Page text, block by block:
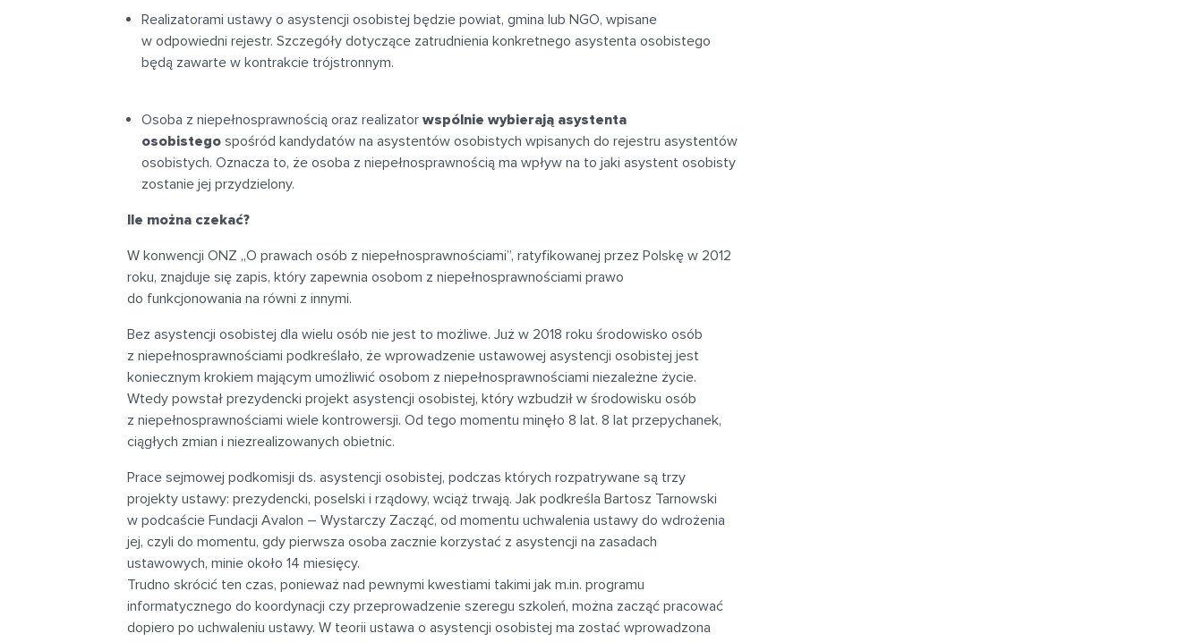
Realizatorami ustawy o asystencji osobistej będzie powiat, gmina lub NGO, wpisane
w odpowiedni rejestr. Szczegóły dotyczące zatrudnienia konkretnego asystenta osobistego
będą zawarte w kontrakcie trójstronnym.
Osoba z niepełnosprawnością oraz realizator wspólnie wybierają asystenta
osobistego spośród kandydatów na asystentów osobistych wpisanych do rejestru asystentów
osobistych. Oznacza to, że osoba z niepełnosprawnością ma wpływ na to jaki asystent osobisty
zostanie jej przydzielony.
Ile można czekać?
W konwencji ONZ „O prawach osób z niepełnosprawnościami”, ratyfikowanej przez Polskę w 2012
roku, znajduje się zapis, który zapewnia osobom z niepełnosprawnościami prawo
do funkcjonowania na równi z innymi.
Bez asystencji osobistej dla wielu osób nie jest to możliwe. Już w 2018 roku środowisko osób
z niepełnosprawnościami podkreślało, że wprowadzenie ustawowej asystencji osobistej jest
koniecznym krokiem mającym umożliwić osobom z niepełnosprawnościami niezależne życie.
Wtedy powstał prezydencki projekt asystencji osobistej, który wzbudził w środowisku osób
z niepełnosprawnościami wiele kontrowersji. Od tego momentu minęło 8 lat. 8 lat przepychanek,
ciągłych zmian i niezrealizowanych obietnic.
Prace sejmowej podkomisji ds. asystencji osobistej, podczas których rozpatrywane są trzy
projekty ustawy: prezydencki, poselski i rządowy, wciąż trwają. Jak podkreśla Bartosz Tarnowski
w podcaście Fundacji Avalon – Wystarczy Zacząć, od momentu uchwalenia ustawy do wdrożenia
jej, czyli do momentu, gdy pierwsza osoba zacznie korzystać z asystencji na zasadach
ustawowych, minie około 14 miesięcy.
Trudno skrócić ten czas, ponieważ nad pewnymi kwestiami takimi jak m.in. programu
informatycznego do koordynacji czy przeprowadzenie szeregu szkoleń, można zacząć pracować
dopiero po uchwaleniu ustawy. W teorii ustawa o asystencji osobistej ma zostać wprowadzona